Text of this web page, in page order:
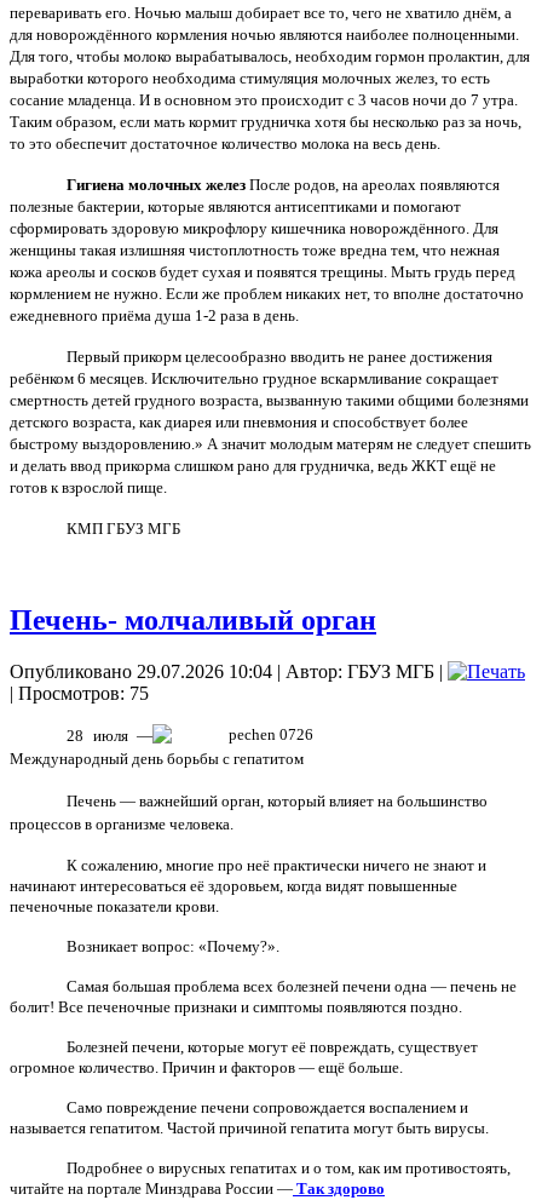
переваривать его. Ночью малыш добирает все то, чего не хватило днём, а
для новорождённого кормления ночью являются наиболее полноценными.
Для того, чтобы молоко вырабатывалось, необходим гормон пролактин, для
выработки которого необходима стимуляция молочных желез, то есть
сосание младенца. И в основном это происходит с 3 часов ночи до 7 утра.
Таким образом, если мать кормит грудничка хотя бы несколько раз за ночь,
то это обеспечит достаточное количество молока на весь день.
Гигиена молочных железПосле родов, на ареолах появляются
полезные бактерии, которые являются антисептиками и помогают
сформировать здоровую микрофлору кишечника новорождённого. Для
женщины такая излишняя чистоплотность тоже вредна тем, что нежная
кожа ареолы и сосков будет сухая и появятся трещины. Мыть грудь перед
кормлением не нужно. Если же проблем никаких нет, то вполне достаточно
ежедневного приёма душа 1-2 раза в день.
Первый прикорм целесообразно вводить не ранее достижения
ребёнком 6 месяцев. Исключительно грудное вскармливание сокращает
смертность детей грудного возраста, вызванную такими общими болезнями
детского возраста, как диарея или пневмония и способствует более
быстрому выздоровлению.» А значит молодым матерям не следует спешить
и делать ввод прикорма слишком рано для грудничка, ведь ЖКТ ещё не
готов к взрослой пище.
КМП ГБУЗ МГБ
Печень- молчаливый орган
Опубликовано 29.07.2026 10:04 | Автор: ГБУЗ МГБ |
| Просмотров: 75
28 июля —
Международный день борьбы с гепатитом
Печень — важнейший орган, который влияет на большинство
процессов в организме человека.
К сожалению, многие про неё практически ничего не знают и
начинают интересоваться её здоровьем, когда видят повышенные
печеночные показатели крови.
Возникает вопрос: «Почему?».
Самая большая проблема всех болезней печени одна — печень не
болит! Все печеночные признаки и симптомы появляются поздно.
Болезней печени, которые могут её повреждать, существует
огромное количество. Причин и факторов — ещё больше.
Само повреждение печени сопровождается воспалением и
называется гепатитом. Частой причиной гепатита могут быть вирусы.
Подробнее о вирусных гепатитах и о том, как им противостоять,
читайте на портале Минздрава России — Так здорово